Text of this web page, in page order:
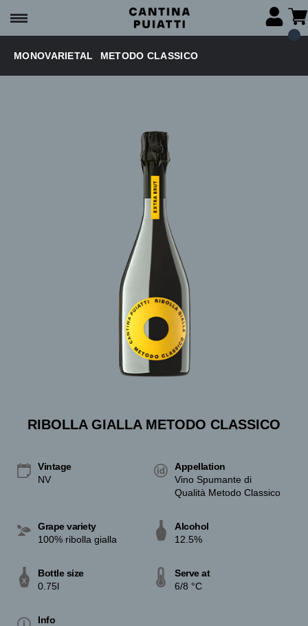
MONOVARIETAL METODO CLASSICO
RIBOLLA GIALLA METODO CLASSICO
Vintage
NV
Appellation
Vino Spumante di
Qualità Metodo Classico
Grape variety
100% ribolla gialla
Alcohol
12.5%
Bottle size
0.75l
Serve at
6/8 °C
Info